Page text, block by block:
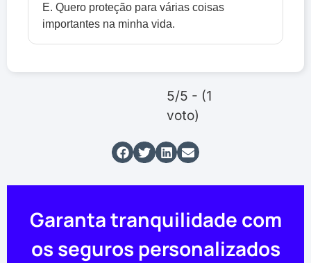
E. Quero proteção para várias coisas
importantes na minha vida.
5/5 - (1
voto)
Garanta tranquilidade com
os seguros personalizados